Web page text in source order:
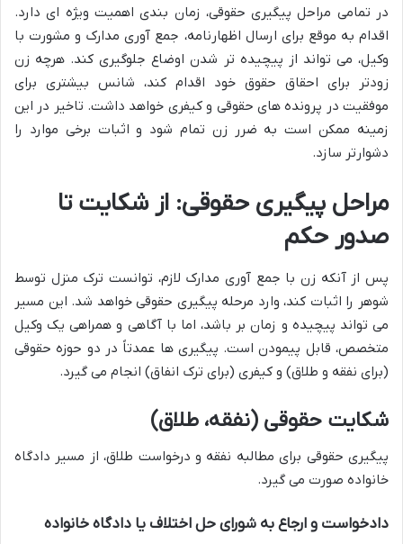
در تمامی مراحل پیگیری حقوقی، زمان بندی اهمیت ویژه ای دارد.
اقدام به موقع برای ارسال اظهارنامه، جمع آوری مدارک و مشورت با
وکیل، می تواند از پیچیده تر شدن اوضاع جلوگیری کند. هرچه زن
زودتر برای احقاق حقوق خود اقدام کند، شانس بیشتری برای
موفقیت در پرونده های حقوقی و کیفری خواهد داشت. تاخیر در این
زمینه ممکن است به ضرر زن تمام شود و اثبات برخی موارد را
دشوارتر سازد.
مراحل پیگیری حقوقی: از شکایت تا
صدور حکم
پس از آنکه زن با جمع آوری مدارک لازم، توانست ترک منزل توسط
شوهر را اثبات کند، وارد مرحله پیگیری حقوقی خواهد شد. این مسیر
می تواند پیچیده و زمان بر باشد، اما با آگاهی و همراهی یک وکیل
متخصص، قابل پیمودن است. پیگیری ها عمدتاً در دو حوزه حقوقی
(برای نفقه و طلاق) و کیفری (برای ترک انفاق) انجام می گیرد.
شکایت حقوقی (نفقه، طلاق)
پیگیری حقوقی برای مطالبه نفقه و درخواست طلاق، از مسیر دادگاه
خانواده صورت می گیرد.
دادخواست و ارجاع به شورای حل اختلاف یا دادگاه خانواده